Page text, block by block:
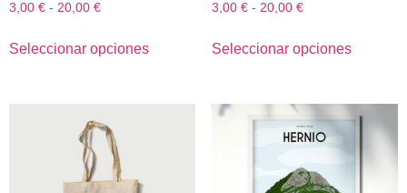
3,00 € - 20,00 €
Seleccionar opciones
3,00 € - 20,00 €
Seleccionar opciones